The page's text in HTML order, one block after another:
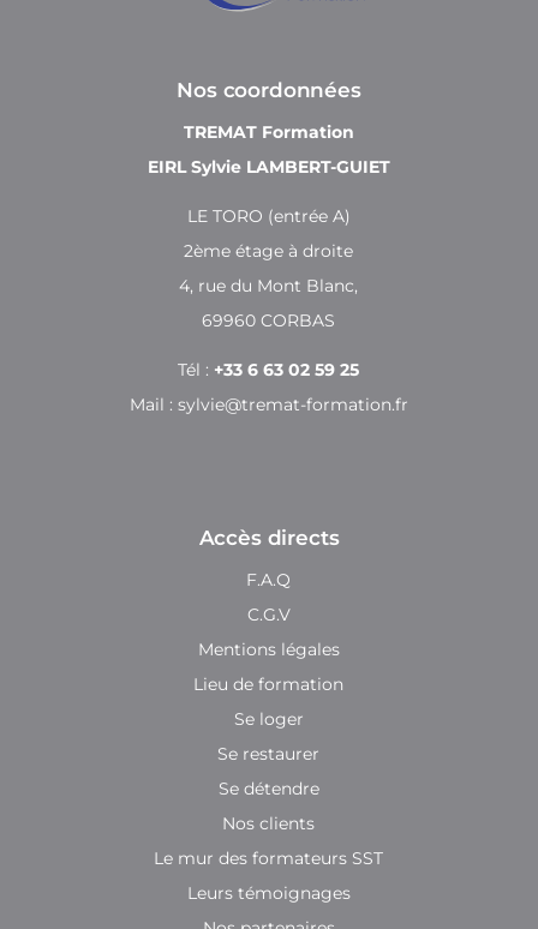
Nos coordonnées
TREMAT Formation
EIRL Sylvie LAMBERT-GUIET
LE TORO (entrée A)
2ème étage à droite
4, rue du Mont Blanc,
69960 CORBAS
Tél : +33 6 63 02 59 25
Mail : sylvie@tremat-formation.fr
Accès directs
F.A.Q
C.G.V
Mentions légales
Lieu de formation
Se loger
Se restaurer
Se détendre
Nos clients
Le mur des formateurs SST
Leurs témoignages